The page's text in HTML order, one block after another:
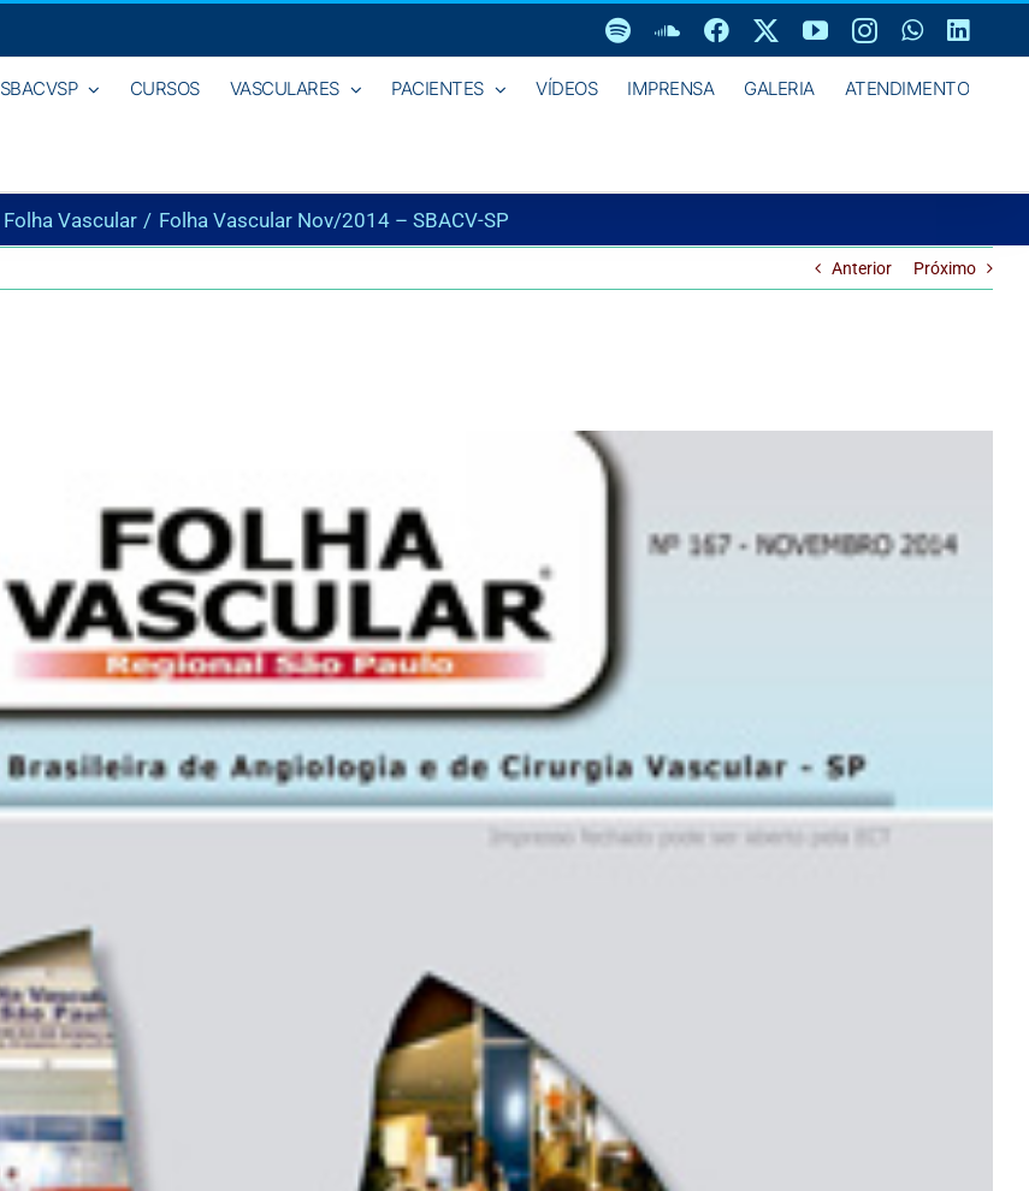
SpotifySoundCloud
FacebookYouTubeInstagram
SBACVSP CURSOS VASCULARES PACIENTES VÍDEOS IMPRENSA GALERIA ATENDIMENTO
Folha Vascular Folha Vascular Nov/2014 – SBACV-SP
Anterior Próximo